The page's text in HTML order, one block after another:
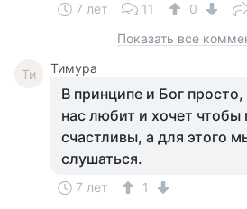
7 лет 11
0
Показать все
Ти Тимура
В принципе и Бог
нас любит и хочет
счастливы, а для этого
слушаться.
7 лет 1